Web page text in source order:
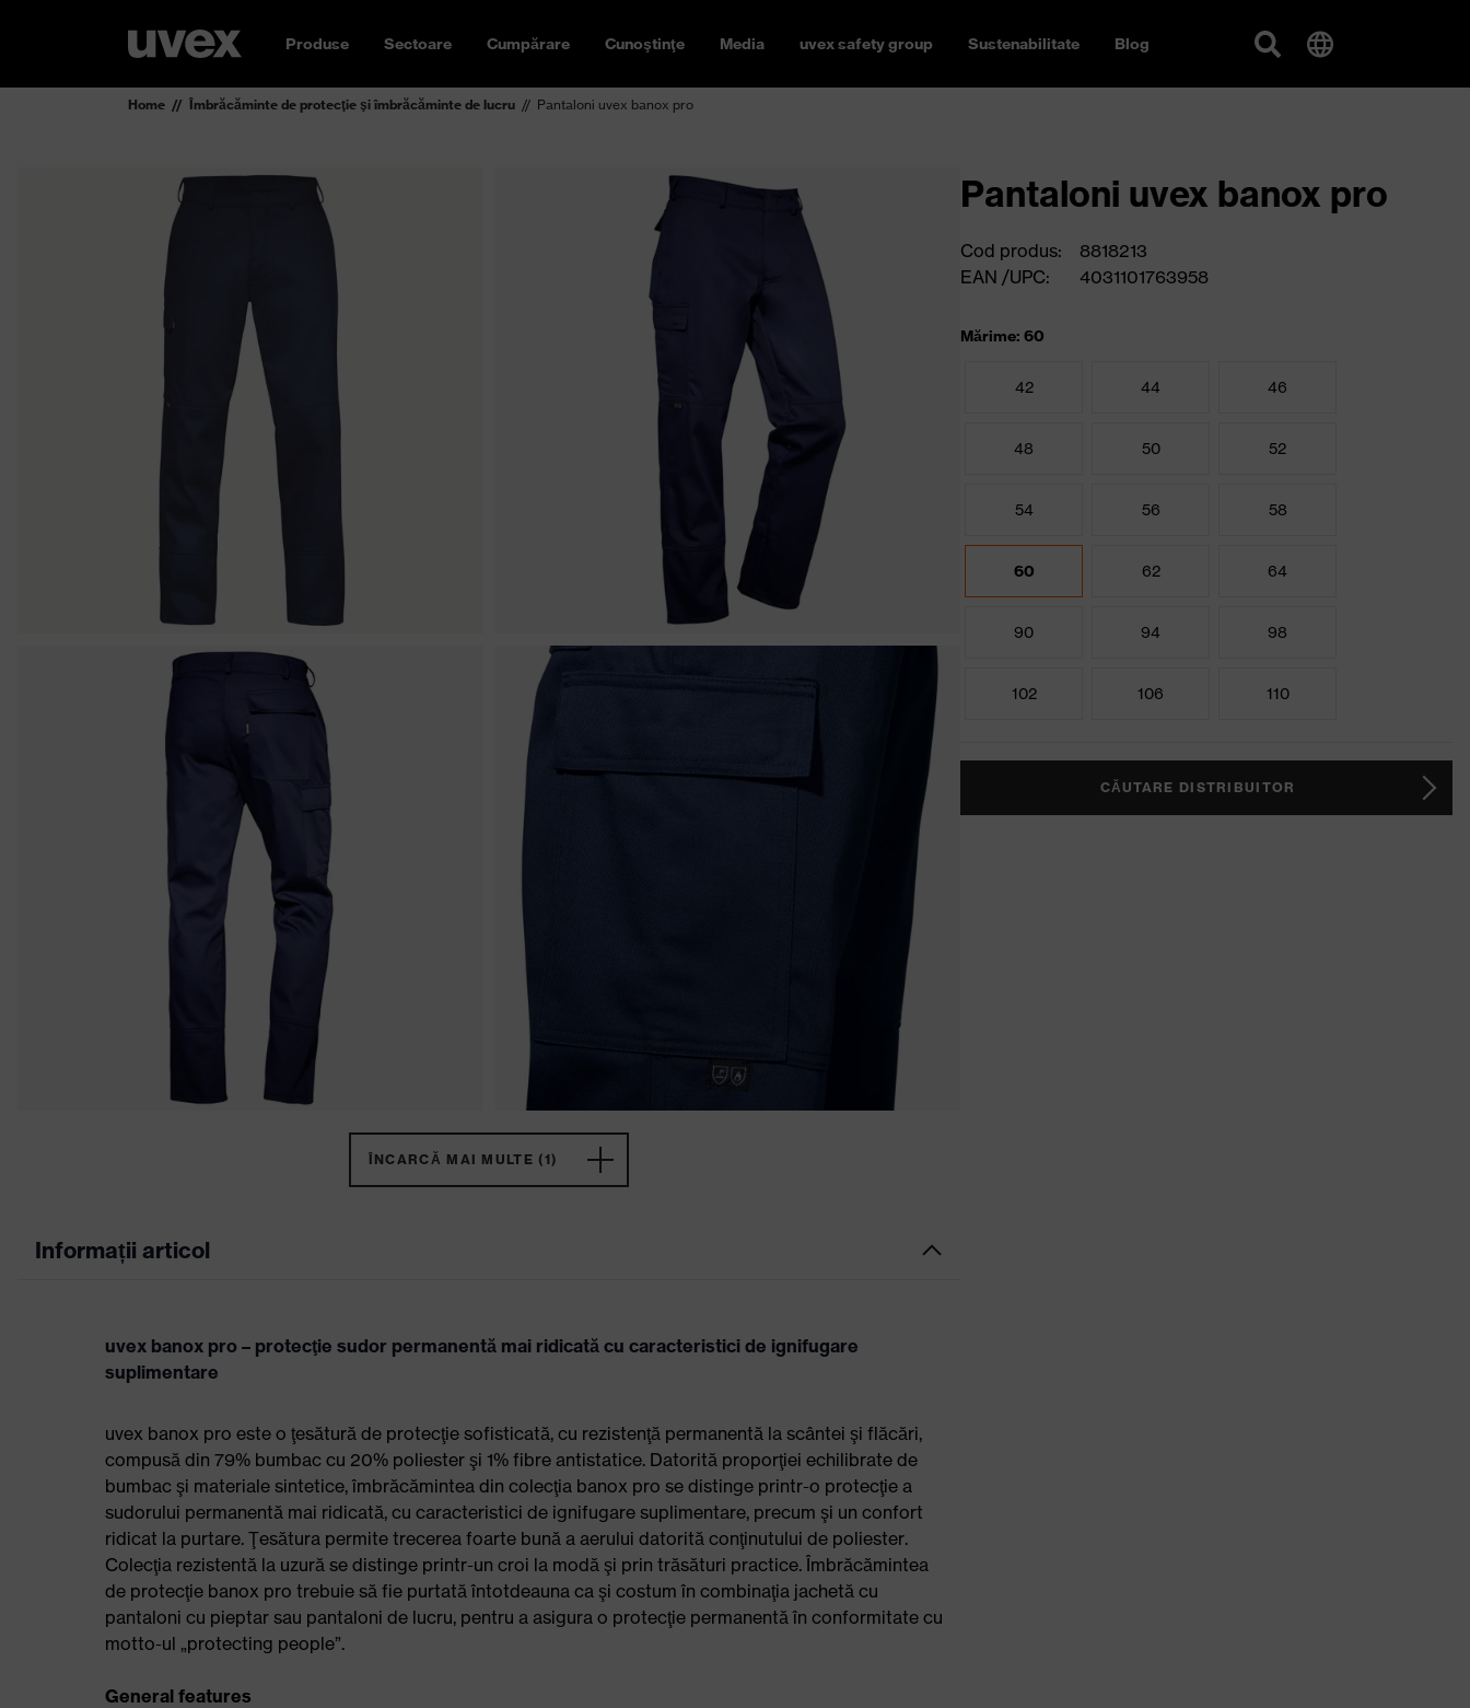
Produse Sectoare Cumpărare Cunoştinţe Media uvex safety group Sustenabilitate Blog
Home Îmbrăcăminte de protecţie şi îmbrăcăminte de lucru Pantaloni uvex banox pro
ÎNCARCĂ MAI MULTE (1)
Informații articol
uvex banox pro – protecţie sudor permanentă mai ridicată cu caracteristici de ignifugare
suplimentare
uvex banox pro este o ţesătură de protecţie sofisticată, cu rezistenţă permanentă la scântei şi flăcări,
compusă din 79% bumbac cu 20% poliester şi 1% fibre antistatice. Datorită proporţiei echilibrate de
bumbac şi materiale sintetice, îmbrăcămintea din colecţia banox pro se distinge printr-o protecţie a
sudorului permanentă mai ridicată, cu caracteristici de ignifugare suplimentare, precum şi un confort
ridicat la purtare. Ţesătura permite trecerea foarte bună a aerului datorită conţinutului de poliester.
Colecţia rezistentă la uzură se distinge printr-un croi la modă şi prin trăsături practice. Îmbrăcămintea
de protecţie banox pro trebuie să fie purtată întotdeauna ca şi costum în combinaţia jachetă cu
pantaloni cu pieptar sau pantaloni de lucru, pentru a asigura o protecţie permanentă în conformitate cu
motto-ul „protecting people”.
General features
Pantaloni uvex banox pro
Cod produs:
8818213
EAN /UPC:
4031101763958
Mărime: 60
42 44 46
48 50 52
54 56 58
60 62 64
90 94 98
102 106 110
CĂUTARE DISTRIBUITOR